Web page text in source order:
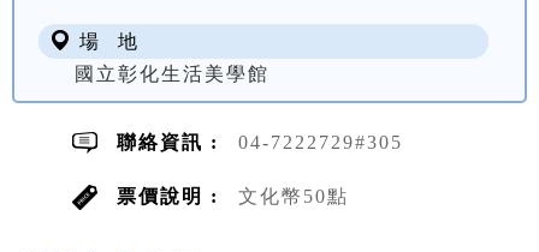
場 地
國立彰化生活美學館
聯絡資訊 : 04-7222729#305
票價說明 : 文化幣50點